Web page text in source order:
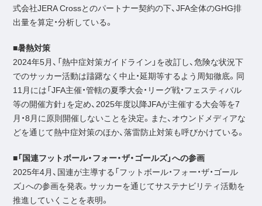
式会社JERA Crossとのパートナー契約の下、JFA全体のGHG排
出量を算定・分析している。
■暑熱対策
2024年5月、「熱中症対策ガイドライン」を改訂し、危険な状況下
でのサッカー活動は躊躇なく中止・延期等するよう周知徹底。同
11月には「JFA主催・管轄の夏季大会・リーグ戦・フェスティバル
等の開催方針」を定め、2025年度以降JFAが主催する大会等を7
月・8月に原則開催しないことを決定。また、オウンドメディアな
どを通じて熱中症対策のほか、落雷防止対策も呼びかけている。
■「国連フットボール・フォー・ザ・ゴールズ」への参画
2025年4月、国連が主導する「フットボール・フォー・ザ・ゴール
ズ」への参画を発表。サッカーを通じてサステナビリティ活動を
推進していくことを表明。